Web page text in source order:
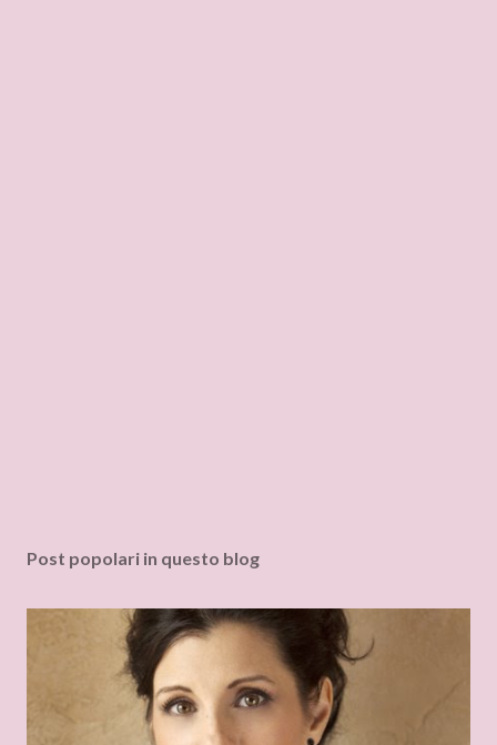
Post popolari in questo blog